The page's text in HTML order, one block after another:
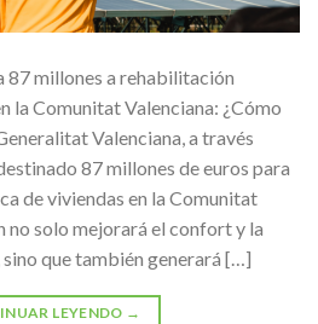
87 millones a rehabilitación
la Comunitat Valenciana: ¿Cómo
Valenciana, a través
87 millones de euros para
de viviendas en la Comunitat
no solo mejorará el confort y la
que también generará […]
LEYENDO →